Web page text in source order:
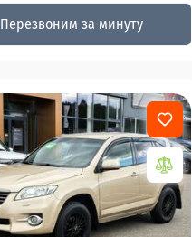
Перезвоним за минуту